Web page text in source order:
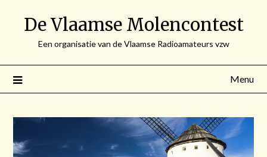
De Vlaamse Molencontest
Een organisatie van de Vlaamse Radioamateurs vzw
Menu